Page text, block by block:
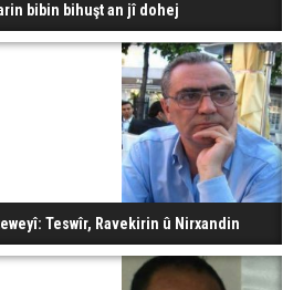
bibin bihuşt an jî dohej
Teswîr, Ravekirin û Nirxandin